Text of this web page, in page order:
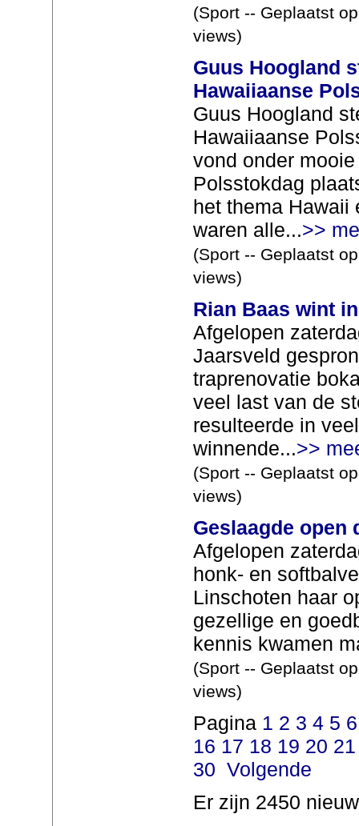
(Sport -- Geplaatst
views)
Guus Hoogland
Hawaiiaanse
Guus Hoogland
Hawaiiaanse
vond onder
Polsstokdag
het thema Hawaii
waren alle...>>
(Sport -- Geplaatst
views)
Rian Baas wint
Afgelopen
Jaarsveld
traprenovatie
veel last van de
resulteerde in
winnende...>>
(Sport -- Geplaatst
views)
Geslaagde open
Afgelopen
honk- en
Linschoten haar
gezellige en
kennis kwamen
(Sport -- Geplaatst
views)
Pagina 1 2 3 4 5 6
16 17 18 19 20 21
30 Volgende
Er zijn 2450